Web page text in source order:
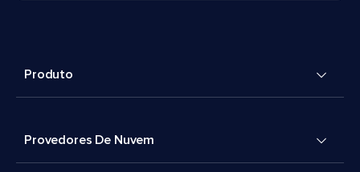
Produto
Provedores De Nuvem